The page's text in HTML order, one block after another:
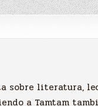
sobre literatura,
a Tamtam